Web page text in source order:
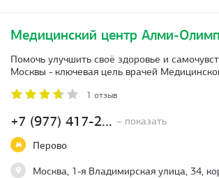
Медицинский центр Алми-Олимп
+7 (977) 417-2... – показать
Перово
Москва, 1-я Владимирская улица, 34,
Помочь улучшить своё здоровье и
Москвы - ключевая цель врачей
1 отзыв